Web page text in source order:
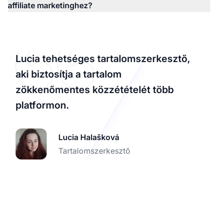
affiliate marketinghez?
Lucia tehetséges tartalomszerkesztő,
aki biztosítja a tartalom
zökkenőmentes közzétételét több
platformon.
Lucia Halašková
Tartalomszerkesztő